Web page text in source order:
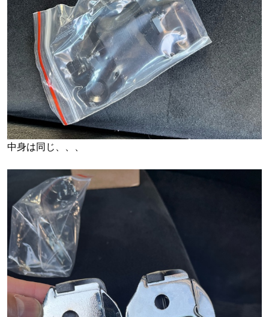
中身は同じ、、、